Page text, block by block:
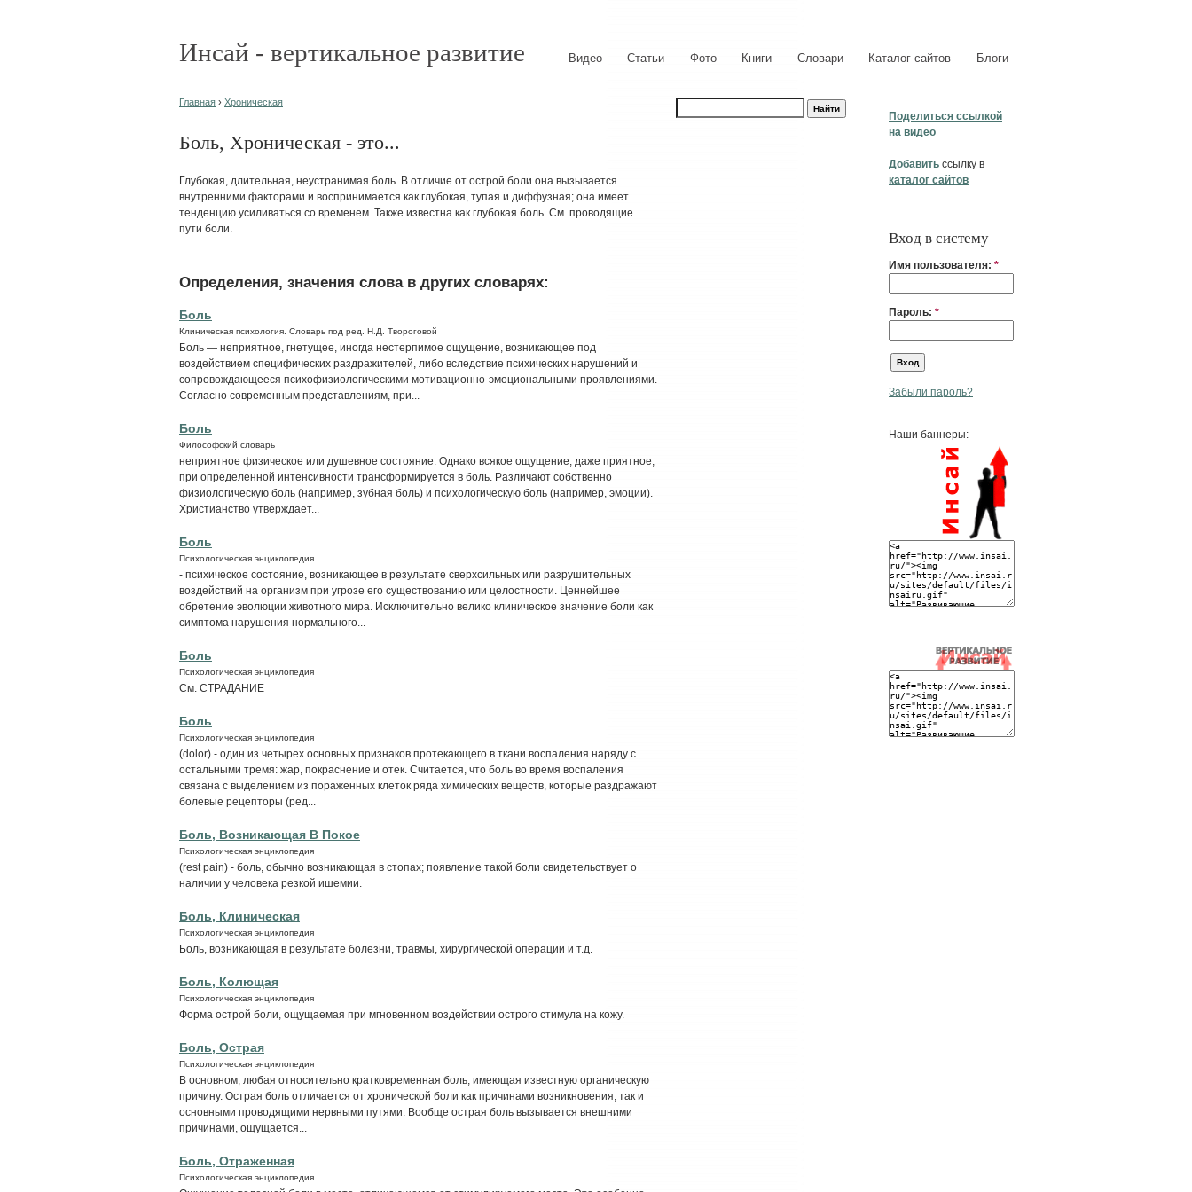
Инсай - вертикальное развитие Видео Статьи Фото Книги Словари Каталог сайтов Блоги
Поделиться ссылкой
на видео
Добавить ссылку в
каталог сайтов
Вход в систему
Имя пользователя: *
Пароль: *
Забыли пароль?
Наши баннеры:
Главная › Хроническая
Боль, Хроническая - это...
Глубокая, длительная, неустранимая боль. В отличие от острой боли она вызывается
внутренними факторами и воспринимается как глубокая, тупая и диффузная; она имеет
тенденцию усиливаться со временем. Также известна как глубокая боль. См. проводящие
пути боли.
Определения, значения слова в других словарях:
Боль
Клиническая психология. Словарь под ред. Н.Д. Твороговой
Боль — неприятное, гнетущее, иногда нестерпимое ощущение, возникающее под
воздействием специфических раздражителей, либо вследствие психических нарушений и
сопровождающееся психофизиологическими мотивационно-эмоциональными проявлениями.
Согласно современным представлениям, при...
Боль
Философский словарь
неприятное физическое или душевное состояние. Однако всякое ощущение, даже приятное,
при определенной интенсивности трансформируется в боль. Различают собственно
физиологическую боль (например, зубная боль) и психологическую боль (например, эмоции).
Христианство утверждает...
Боль
Психологическая энциклопедия
- психическое состояние, возникающее в результате сверхсильных или разрушительных
воздействий на организм при угрозе его существованию или целостности. Ценнейшее
обретение эволюции животного мира. Исключительно велико клиническое значение боли как
симптома нарушения нормального...
Боль
Психологическая энциклопедия
См. СТРАДАНИЕ
Боль
Психологическая энциклопедия
(dolor) - один из четырех основных признаков протекающего в ткани воспаления наряду с
остальными тремя: жар, покраснение и отек. Считается, что боль во время воспаления
связана с выделением из пораженных клеток ряда химических веществ, которые раздражают
болевые рецепторы (ред...
Боль, Возникающая В Покое
Психологическая энциклопедия
(rest pain) - боль, обычно возникающая в стопах; появление такой боли свидетельствует о
наличии у человека резкой ишемии.
Боль, Клиническая
Психологическая энциклопедия
Боль, возникающая в результате болезни, травмы, хирургической операции и т.д.
Боль, Колющая
Психологическая энциклопедия
Форма острой боли, ощущаемая при мгновенном воздействии острого стимула на кожу.
Боль, Острая
Психологическая энциклопедия
В основном, любая относительно кратковременная боль, имеющая известную органическую
причину. Острая боль отличается от хронической боли как причинами возникновения, так и
основными проводящими нервными путями. Вообще острая боль вызывается внешними
причинами, ощущается...
Боль, Отраженная
Психологическая энциклопедия